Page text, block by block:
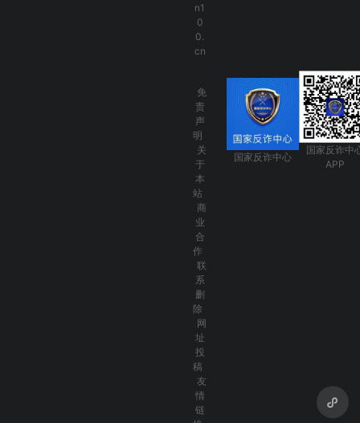
n1
0
0.
cn
免
责
声
明
关
于
本
站
商
业
合
作
联
系
删
除
网
址
投
稿
友
情
链
国家反诈中心
国家反诈中
APP